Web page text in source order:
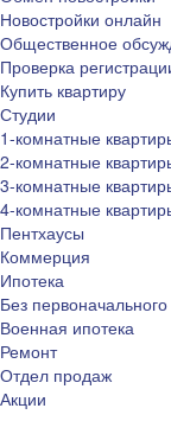
Новостройки онлайн
Общественное
Проверка
Купить квартиру
Студии
1-комнатные
2-комнатные
3-комнатные
4-комнатные
Пентхаусы
Коммерция
Ипотека
Без
Военная ипотека
Ремонт
Отдел продаж
Акции